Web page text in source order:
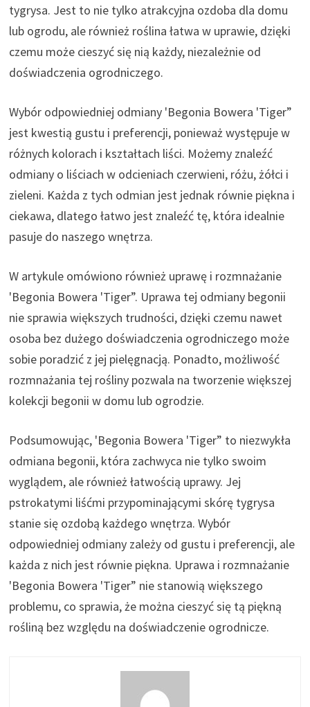
tygrysa. Jest to nie tylko atrakcyjna ozdoba dla domu
lub ogrodu, ale również roślina łatwa w uprawie, dzięki
czemu może cieszyć się nią każdy, niezależnie od
doświadczenia ogrodniczego.
Wybór odpowiedniej odmiany 'Begonia Bowera 'Tiger”
jest kwestią gustu i preferencji, ponieważ występuje w
różnych kolorach i kształtach liści. Możemy znaleźć
odmiany o liściach w odcieniach czerwieni, różu, żółci i
zieleni. Każda z tych odmian jest jednak równie piękna i
ciekawa, dlatego łatwo jest znaleźć tę, która idealnie
pasuje do naszego wnętrza.
W artykule omówiono również uprawę i rozmnażanie
'Begonia Bowera 'Tiger”. Uprawa tej odmiany begonii
nie sprawia większych trudności, dzięki czemu nawet
osoba bez dużego doświadczenia ogrodniczego może
sobie poradzić z jej pielęgnacją. Ponadto, możliwość
rozmnażania tej rośliny pozwala na tworzenie większej
kolekcji begonii w domu lub ogrodzie.
Podsumowując, 'Begonia Bowera 'Tiger” to niezwykła
odmiana begonii, która zachwyca nie tylko swoim
wyglądem, ale również łatwością uprawy. Jej
pstrokatymi liśćmi przypominającymi skórę tygrysa
stanie się ozdobą każdego wnętrza. Wybór
odpowiedniej odmiany zależy od gustu i preferencji, ale
każda z nich jest równie piękna. Uprawa i rozmnażanie
'Begonia Bowera 'Tiger” nie stanowią większego
problemu, co sprawia, że można cieszyć się tą piękną
rośliną bez względu na doświadczenie ogrodnicze.